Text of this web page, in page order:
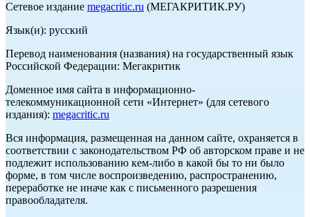
Сетевое издание megacritic.ru (МЕГАКРИТИК.РУ)
Язык(и): русский
Перевод наименования (названия) на государственный язык
Российской Федерации: Мегакритик
Доменное имя сайта в информационно-
телекоммуникационной сети «Интернет» (для сетевого
издания): megacritic.ru
Вся информация, размещенная на данном сайте, охраняется в
соответствии с законодательством РФ об авторском праве и не
подлежит использованию кем-либо в какой бы то ни было
форме, в том числе воспроизведению, распространению,
переработке не иначе как с письменного разрешения
правообладателя.